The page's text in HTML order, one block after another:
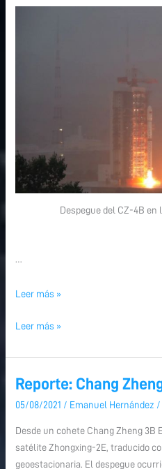
Despegue del CZ-4B en
…
Leer más »
Leer más »
Reporte: Chang
05/08/2021 / Emanuel Hernández /
Desde un cohete Chang Zheng 3B
satélite Zhongxing-2E, traducido
geoestacionaria. El despegue
Reporte:
3B
|
Zhongxing-
Reporte:
3B
|
Zhongxing-